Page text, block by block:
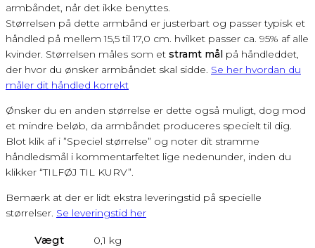
armbåndet, når det ikke benyttes.
Størrelsen på dette armbånd er justerbart og passer typisk et
håndled på mellem 15,5 til 17,0 cm. hvilket passer ca. 95% af alle
kvinder. Størrelsen måles som et stramt mål på håndleddet,
der hvor du ønsker armbåndet skal sidde. Se her hvordan du
måler dit håndled korrekt
Ønsker du en anden størrelse er dette også muligt, dog mod
et mindre beløb, da armbåndet produceres specielt til dig.
Blot klik af i ”Speciel størrelse” og noter dit stramme
håndledsmål i kommentarfeltet lige nedenunder, inden du
klikker “TILFØJ TIL KURV”.
Bemærk at der er lidt ekstra leveringstid på specielle
størrelser. Se leveringstid her
Vægt 0,1 kg